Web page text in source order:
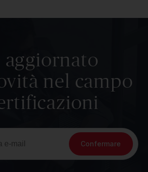
aggiornato
nel campo
Confermare